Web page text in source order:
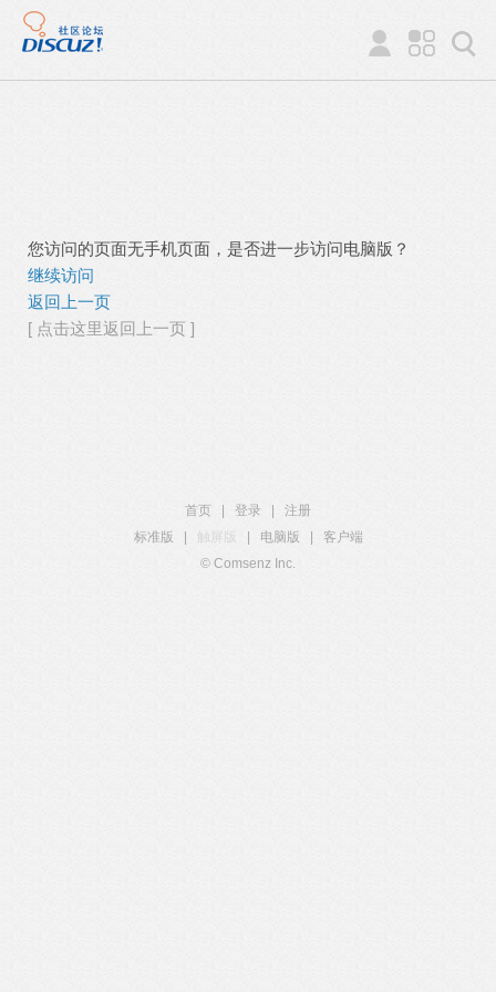
您访问的页面无手机页面，是否进一步访问电脑版？
继续访问
返回上一页
[ 点击这里返回上一页 ]
首页 登录
注册
标准版
触屏版 电脑版
客户端
© Comsenz Inc.